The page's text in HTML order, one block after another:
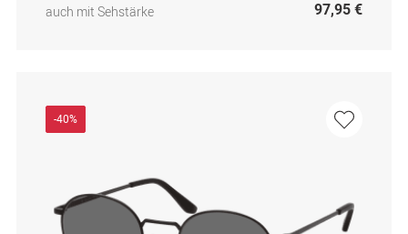
auch mit Sehstärke
97,95 €
-40%